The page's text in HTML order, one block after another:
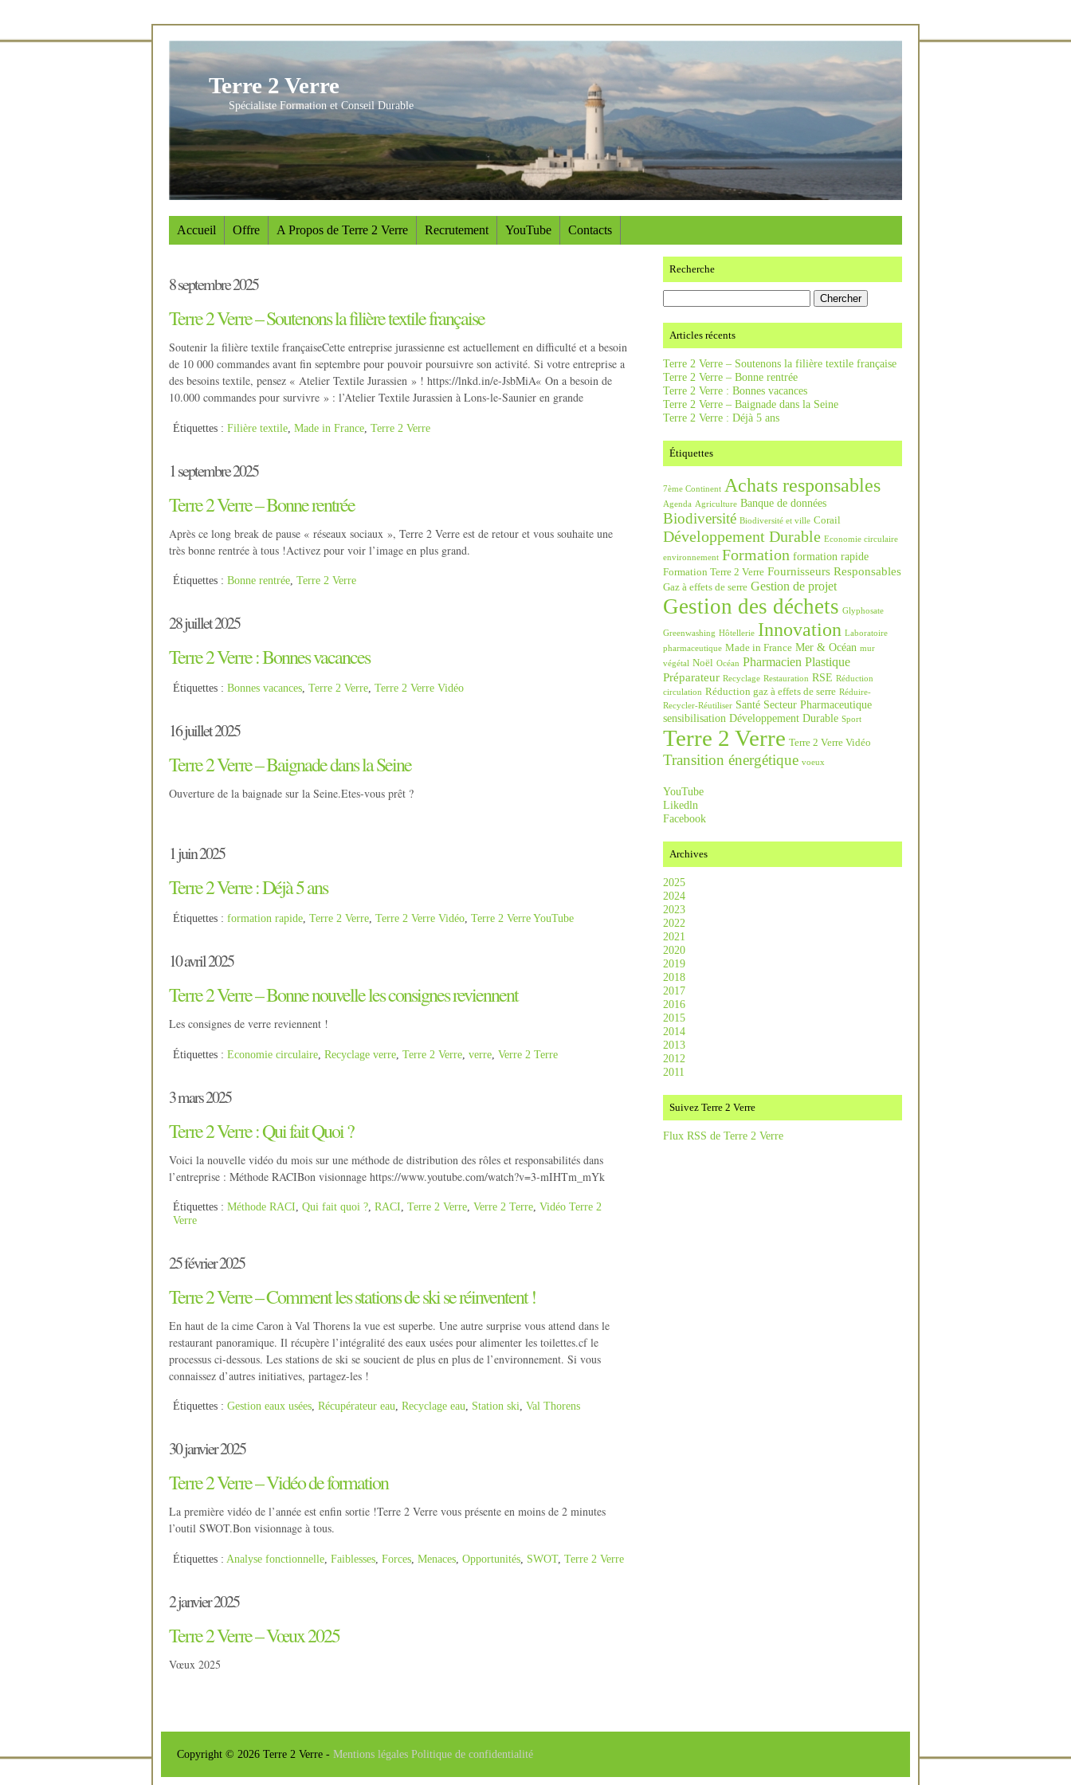
Terre 2 Verre
Spécialiste Formation et Conseil Durable
Accueil Offre A Propos de Terre 2 Verre Recrutement YouTube Contacts
8 septembre 2025
Terre 2 Verre – Soutenons la filière textile française
Soutenir la filière textile françaiseCette entreprise jurassienne est actuellement en difficulté et a besoin
de 10 000 commandes avant fin septembre pour pouvoir poursuivre son activité. Si votre entreprise a
des besoins textile, pensez « Atelier Textile Jurassien » ! https://lnkd.in/e-JsbMiA« On a besoin de
10.000 commandes pour survivre » : l’Atelier Textile Jurassien à Lons-le-Saunier en grande
Étiquettes : Filière textile Made in France Terre 2 Verre
1 septembre 2025
Terre 2 Verre – Bonne rentrée
Après ce long break de pause « réseaux sociaux », Terre 2 Verre est de retour et vous souhaite une
très bonne rentrée à tous !Activez pour voir l’image en plus grand.
Étiquettes : Bonne rentrée Terre 2 Verre
28 juillet 2025
Terre 2 Verre : Bonnes vacances
Étiquettes : Bonnes vacances, Terre 2 Verre, Terre 2 Verre Vidéo
16 juillet 2025
Terre 2 Verre – Baignade dans la Seine
Ouverture de la baignade sur la Seine.Etes-vous prêt ?
1 juin 2025
Terre 2 Verre : Déjà 5 ans
Étiquettes : formation rapide, Terre 2 Verre, Terre 2 Verre Vidéo, Terre 2 Verre YouTube
10 avril 2025
Terre 2 Verre – Bonne nouvelle les consignes reviennent
Les consignes de verre reviennent !
Étiquettes : Economie circulaire Recyclage verre Terre 2 Verre verre Verre 2 Terre
3 mars 2025
Terre 2 Verre : Qui fait Quoi ?
Voici la nouvelle vidéo du mois sur une méthode de distribution des rôles et responsabilités dans
l’entreprise : Méthode RACIBon visionnage https://www.youtube.com/watch?v=3-mIHTm_mYk
Étiquettes : Méthode RACI Qui fait quoi ? RACI Terre 2 Verre Verre 2 Terre Vidéo Terre 2
Verre
25 février 2025
Terre 2 Verre – Comment les stations de ski se réinventent !
En haut de la cime Caron à Val Thorens la vue est superbe. Une autre surprise vous attend dans le
restaurant panoramique. Il récupère l’intégralité des eaux usées pour alimenter les toilettes.cf le
processus ci-dessous. Les stations de ski se soucient de plus en plus de l’environnement. Si vous
connaissez d’autres initiatives, partagez-les !
Étiquettes : Gestion eaux usées, Récupérateur eau, Recyclage eau, Station ski, Val Thorens
30 janvier 2025
Terre 2 Verre – Vidéo de formation
La première vidéo de l’année est enfin sortie !Terre 2 Verre vous présente en moins de 2 minutes
l’outil SWOT.Bon visionnage à tous.
Étiquettes : Analyse fonctionnelle Faiblesses Forces Menaces Opportunités SWOT, Terre 2 Verre
2 janvier 2025
Terre 2 Verre – Vœux 2025
Vœux 2025
Recherche
Articles récents
Terre 2 Verre – Soutenons la filière textile française
Terre 2 Verre – Bonne rentrée
Terre 2 Verre : Bonnes vacances
Terre 2 Verre – Baignade dans la Seine
Terre 2 Verre : Déjà 5 ans
Étiquettes
7ème Continent Achats responsables
Agenda Agriculture Banque de données
Biodiversité Biodiversité et ville Corail
Développement Durable Economie circulaire
environnement Formation formation rapide
Formation Terre 2 Verre Fournisseurs Responsables
Gaz à effets de serre Gestion de projet
Gestion des déchets Glyphosate
Greenwashing Hôtellerie Innovation Laboratoire
pharmaceutique Made in France Mer & Océan mur
végétal Noël Océan Pharmacien Plastique
Préparateur Recyclage Restauration RSE Réduction
circulation Réduction gaz à effets de serre Réduire-
Recycler-Réutiliser Santé Secteur Pharmaceutique
sensibilisation Développement Durable Sport
Terre 2 Verre Terre 2 Verre Vidéo
Transition énergétique voeux
YouTube
Likedln
Facebook
Archives
2025
2024
2023
2022
2021
2020
2019
2018
2017
2016
2015
2014
2013
2012
2011
Suivez Terre 2 Verre
Flux RSS de Terre 2 Verre
Copyright © 2026 Terre 2 Verre - Mentions légales Politique de confidentialité